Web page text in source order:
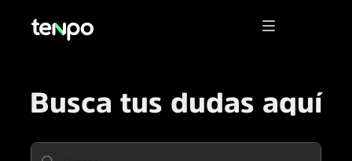
Busca tus dudas aquí